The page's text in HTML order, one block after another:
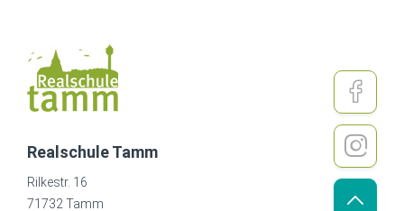
Realschule Tamm
Rilkestr. 16
71732 Tamm